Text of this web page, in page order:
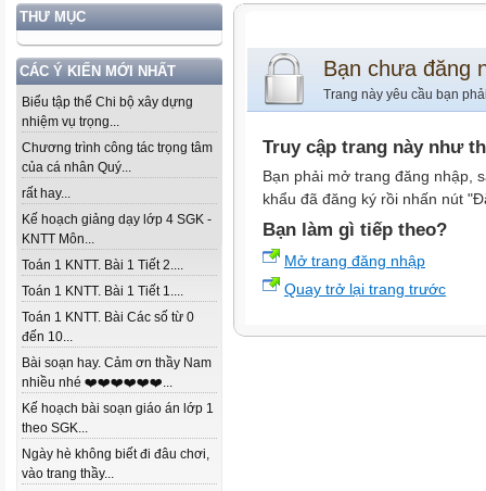
THƯ MỤC
CÁC Ý KIẾN MỚI NHẤT
Biểu tập thể Chi bộ xây dựng
nhiệm vụ trọng...
Chương trình công tác trọng tâm
của cá nhân Quý...
rất hay...
Kế hoạch giảng dạy lớp 4 SGK -
KNTT Môn...
Toán 1 KNTT. Bài 1 Tiết 2....
Toán 1 KNTT. Bài 1 Tiết 1....
Toán 1 KNTT. Bài Các số từ 0
đến 10...
Bài soạn hay. Cảm ơn thầy Nam
nhiều nhé ❤️❤️❤️❤️❤️❤️...
Kế hoạch bài soạn giáo án lớp 1
theo SGK...
Ngày hè không biết đi đâu chơi,
vào trang thầy...
Bạn chưa đăng
Trang này yêu cầu bạn
Truy cập trang này như
Bạn phải mở trang đăng nhập,
khẩu đã đăng ký rồi nhấn nút
Bạn làm gì tiếp theo?
Mở trang đăng nhập
Quay trở lại trang trước